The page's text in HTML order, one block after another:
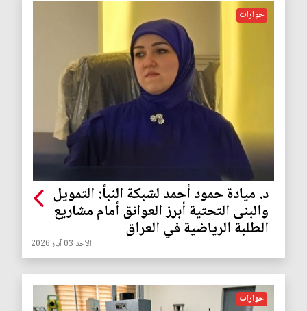
حوارات
د. ميادة حمود أحمد لشبكة النبأ: التمويل
والبنى التحتية أبرز العوائق أمام مشاريع
الطلبة الرياضية في العراق
الأحد 03 آيار 2026
حوارات